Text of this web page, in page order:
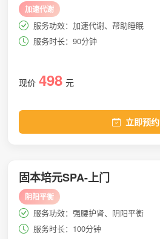
加速代谢
服务功效：加速代谢、帮助睡眠
服务时长：90分钟
现价 498 元
立即预约
固本培元SPA-上门
阴阳平衡
服务功效：强腰护肾、阴阳平衡
服务时长：100分钟